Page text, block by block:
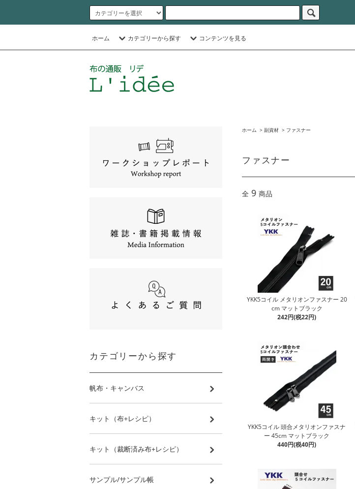
ホーム カテゴリーから探す コンテンツを見る
ホーム > 副資材 > ファスナー
ファスナー
全 9 商品
YKK5コイル メタリオンファスナー 20
cm マットブラック
242円(税22円)
YKK5コイル 頭合メタリオンファスナ
ー 45cm マットブラック
440円(税40円)
カテゴリーから探す
帆布・キャンバス
キット（布+レシピ）
キット（裁断済み布+レシピ）
サンプル/サンプル帳